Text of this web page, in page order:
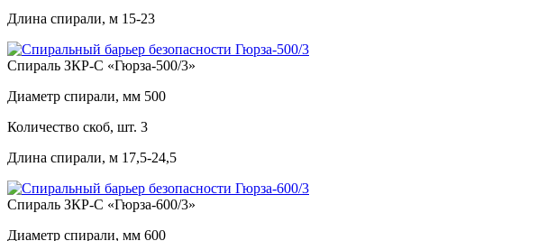
Длина спирали, м 15-23
Спираль ЗКР-С «Гюрза-500/3»
Диаметр спирали, мм 500
Количество скоб, шт. 3
Длина спирали, м 17,5-24,5
Спираль ЗКР-С «Гюрза-600/3»
Диаметр спирали, мм 600